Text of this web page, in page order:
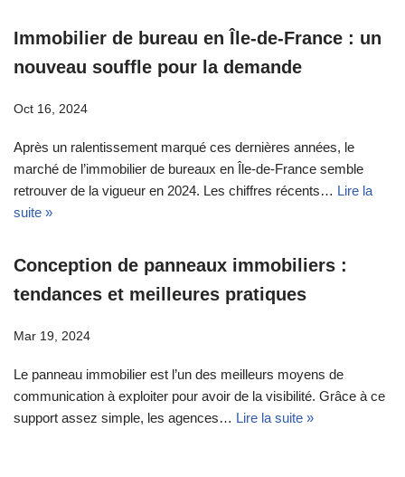
Immobilier de bureau en Île-de-France : un
nouveau souffle pour la demande
Oct 16, 2024
Après un ralentissement marqué ces dernières années, le
marché de l’immobilier de bureaux en Île-de-France semble
retrouver de la vigueur en 2024. Les chiffres récents… Lire la
suite »
Conception de panneaux immobiliers :
tendances et meilleures pratiques
Mar 19, 2024
Le panneau immobilier est l’un des meilleurs moyens de
communication à exploiter pour avoir de la visibilité. Grâce à ce
support assez simple, les agences… Lire la suite »